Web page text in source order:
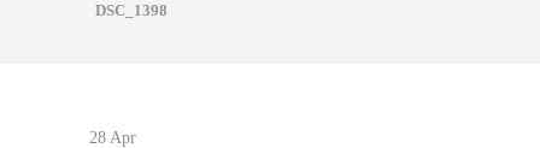
DSC_1398
28 Apr